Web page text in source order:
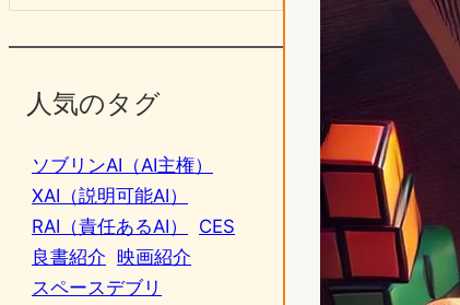
人気のタグ
ソブリンAI（AI主権）
XAI（説明可能AI）
RAI（責任あるAI）
CES
良書紹介 映画紹介
スペースデブリ